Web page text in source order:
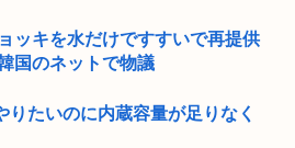
ッキを水だけですすいで再提供
国のネットで物議
たいのに内蔵容量が足りなく